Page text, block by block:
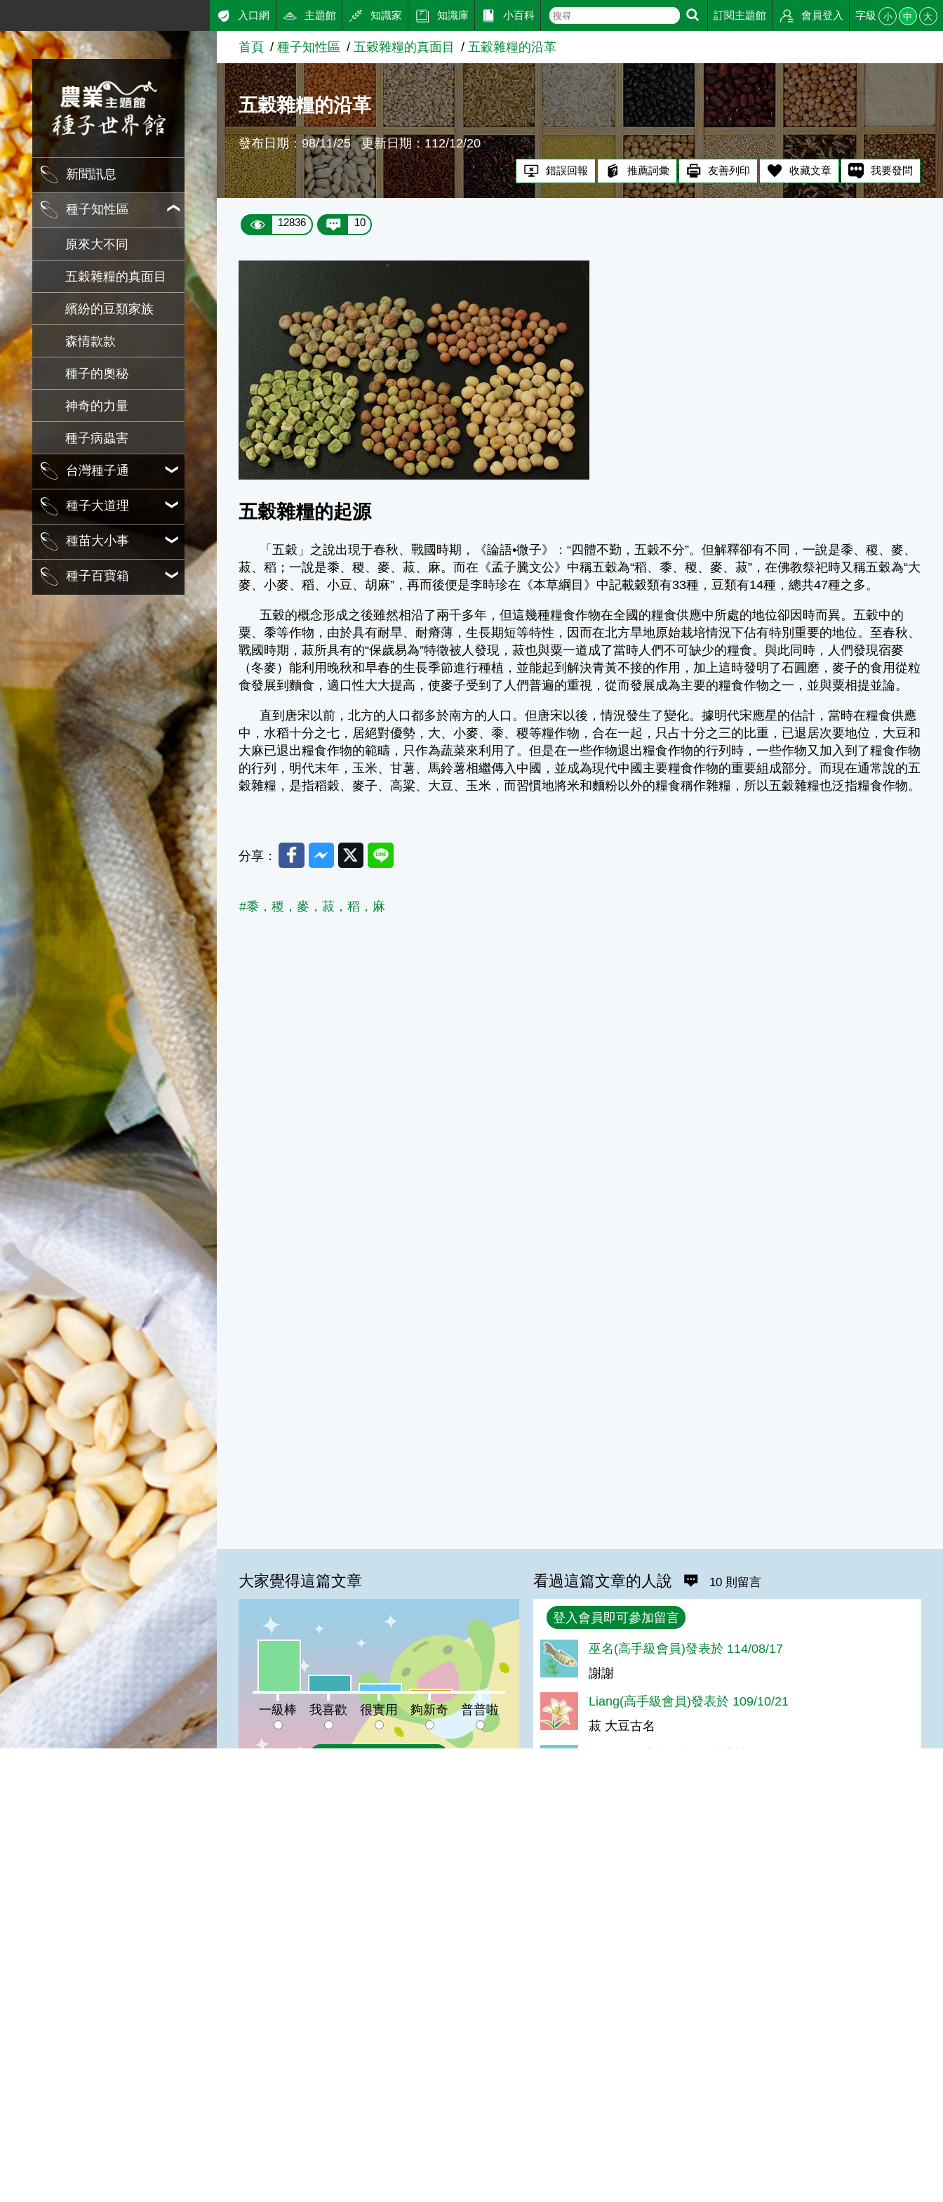
跳到主要內容
農業知識入口網
新聞訊息
種子知性區
原來大不同
五穀雜糧的真面目
繽紛的豆類家族
森情款款
種子的奧秘
神奇的力量
種子病蟲害
台灣種子通
種子大道理
種苗大小事
種子百寶箱
入口網 主題館 知識家 知識庫 小百科 訂閱主題館 會員登入 字級 小 中 大
首頁 種子知性區 五穀雜糧的真面目 五穀雜糧的沿革
五穀雜糧的沿革
發布日期：98/11/25 更新日期：112/12/20
錯誤回報 推薦詞彙 友善列印 收藏文章 我要發問
12836 10
五穀雜糧的起源
「五穀」之說出現于春秋、戰國時期，《論語•微子》：“四體不勤，五穀不分”。但解釋卻有不同，一說是黍、稷、麥、
菽、稻；一說是黍、稷、麥、菽、麻。而在《孟子騰文公》中稱五穀為“稻、黍、稷、麥、菽”，在佛教祭祀時又稱五穀為“大
麥、小麥、稻、小豆、胡麻”，再而後便是李時珍在《本草綱目》中記載穀類有33種，豆類有14種，總共47種之多。
五穀的概念形成之後雖然相沿了兩千多年，但這幾種糧食作物在全國的糧食供應中所處的地位卻因時而異。五穀中的
粟、黍等作物，由於具有耐旱、耐瘠薄，生長期短等特性，因而在北方旱地原始栽培情況下佔有特別重要的地位。至春秋、
戰國時期，菽所具有的“保歲易為”特徵被人發現，菽也與粟一道成了當時人們不可缺少的糧食。與此同時，人們發現宿麥
（冬麥）能利用晚秋和早春的生長季節進行種植，並能起到解決青黃不接的作用，加上這時發明了石圓磨，麥子的食用從粒
食發展到麵食，適口性大大提高，使麥子受到了人們普遍的重視，從而發展成為主要的糧食作物之一，並與粟相提並論。
直到唐宋以前，北方的人口都多於南方的人口。但唐宋以後，情況發生了變化。據明代宋應星的估計，當時在糧食供應
中，水稻十分之七，居絕對優勢，大、小麥、黍、稷等糧作物，合在一起，只占十分之三的比重，已退居次要地位，大豆和
大麻已退出糧食作物的範疇，只作為蔬菜來利用了。但是在一些作物退出糧食作物的行列時，一些作物又加入到了糧食作物
的行列，明代末年，玉米、甘薯、馬鈴薯相繼傳入中國，並成為現代中國主要糧食作物的重要組成部分。而現在通常說的五
穀雜糧，是指稻穀、麥子、高粱、大豆、玉米，而習慣地將米和麵粉以外的糧食稱作雜糧，所以五穀雜糧也泛指糧食作物。
分享： FacebookMessenger
TwitterLine
#黍，稷，麥，菽，稻，麻
大家覺得這篇文章
我喜歡:21%
很實用:10%夠新奇:3%普普啦:0%
一級棒 我喜歡 很實用 夠新奇 普普啦
看過這篇文章的人說 10 則留言
回覆
登入會員即可參加留言
巫名(高手級會員)發表於 114/08/17
謝謝
Liang(高手級會員)發表於 109/10/21
菽 大豆古名